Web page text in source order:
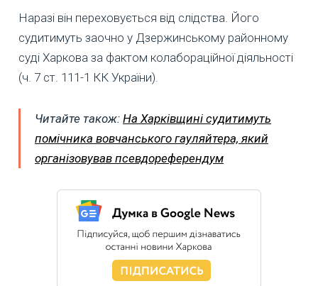
Наразі він переховується від слідства. Його
судитимуть заочно у Дзержинському районному
суді Харкова за фактом колабораційної діяльності
(ч. 7 ст. 111-1 КК України).
Читайте також: На Харківщині судитимуть
помічника вовчанського гауляйтера, який
організовував псевдореферендум